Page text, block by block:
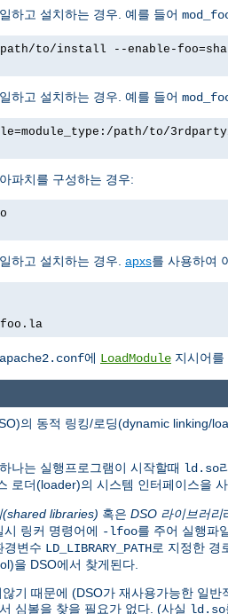
하고 설치하는 경우. 예를 들어
to/install --enable-
하고 설치하는 경우. 예를 들어
path/to/
파치를 구성하는 경우:
하고 설치하는 경우. apxs를 사용하여
apache2.conf에 LoadModule 지시어를
의 동적 링킹/로딩(dynamic linking/
나는 실행프로그램이 시작할때 ld.so
로더(loader)의 시스템 인터페이스을
(shared libraries) 혹은 DSO 라이브러리
링커 명령어에 -lfoo를 주어 실행파
경변수 LD_LIBRARY_PATH로 지정한 경
을 DSO에서 찾게된다.
기 때문에 (DSO가 재사용가능한 일
심볼을 찾을 필요가 없다. (사실 ld.so